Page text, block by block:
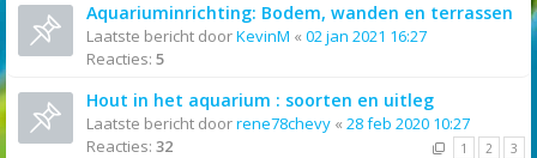
Aquariuminrichting: Bodem, wanden en terrassen
Laatste bericht doorKevinM « 02 jan 2021 16:27
Reacties: 5
Hout in het aquarium : soorten en uitleg
Laatste bericht doorrene78chevy « 28 feb 2020 10:27
Reacties: 32 1 2 3